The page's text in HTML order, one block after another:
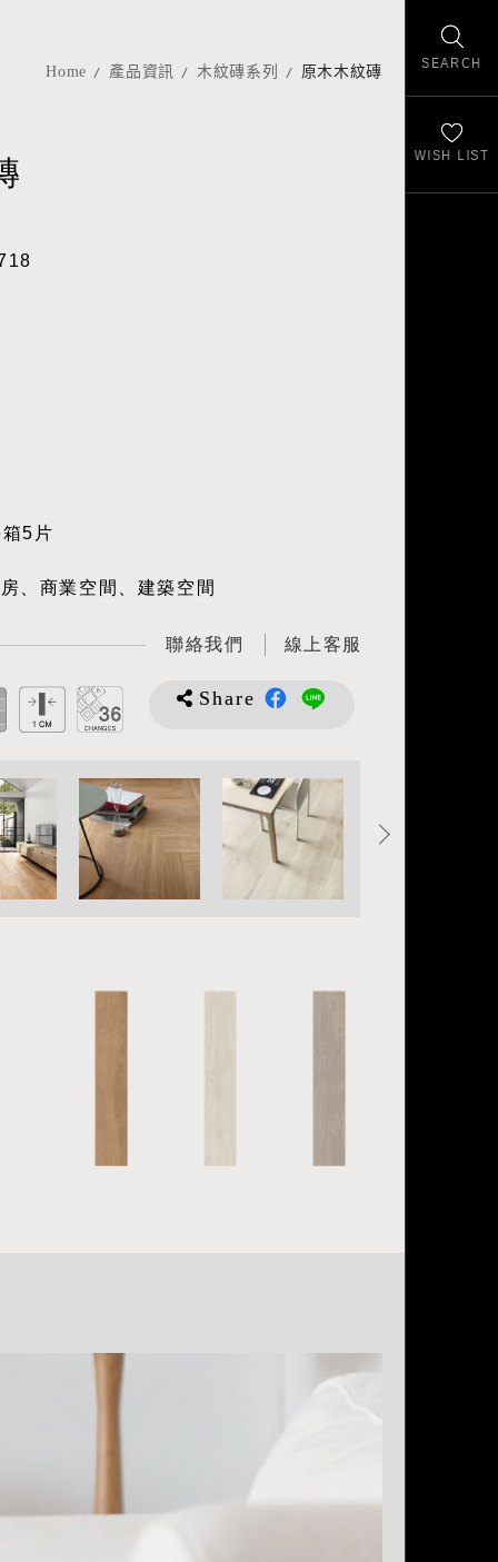
SEARCH
WISH LIST
Home 產品資訊 木紋磚系列 原木木紋磚
5片
、商業空間、建築空間
聯絡我們 線上客服
Share